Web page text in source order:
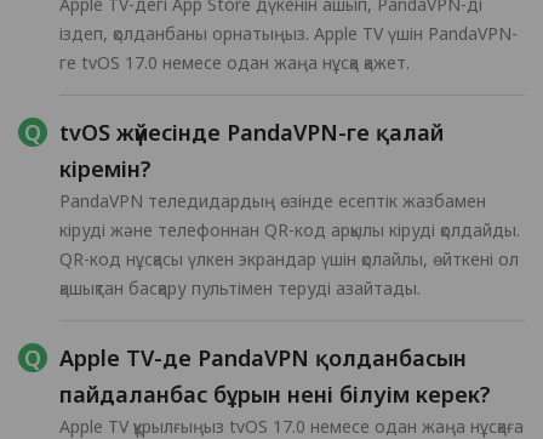
іздеп, қолданбаны орнатыңыз. Apple TV үшін PandaVPN-
ге tvOS 17.0 немесе одан жаңа нұсқа қажет.
tvOS жүйесінде PandaVPN-ге қалай
кіремін?
PandaVPN теледидардың өзінде есептік жазбамен
кіруді және телефоннан QR-код арқылы кіруді қолдайды.
QR-код нұсқасы үлкен экрандар үшін қолайлы, өйткені ол
қашықтан басқару пультімен теруді азайтады.
Apple TV-де PandaVPN қолданбасын
пайдаланбас бұрын нені білуім керек?
Apple TV құрылғыңыз tvOS 17.0 немесе одан жаңа нұсқаға